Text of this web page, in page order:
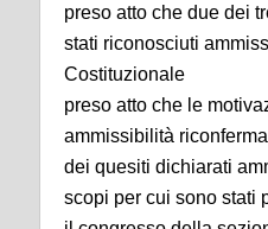
preso atto che due dei
stati riconosciuti
Costituzionale
preso atto che le
ammissibilità
dei quesiti dichiarati
scopi per cui sono stati